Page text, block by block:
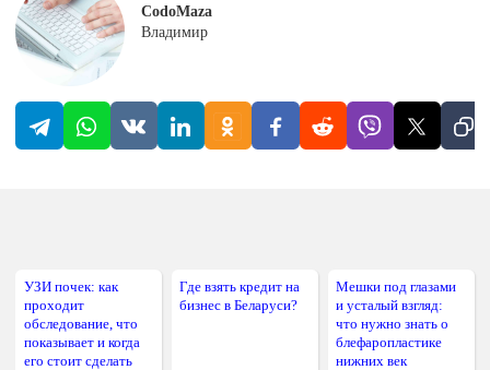
CodoMaza
Владимир
УЗИ почек: как
проходит
обследование, что
показывает и когда
его стоит сделать
Где взять кредит на
бизнес в Беларуси?
Мешки под глазами
и усталый взгляд:
что нужно знать о
блефаропластике
нижних век